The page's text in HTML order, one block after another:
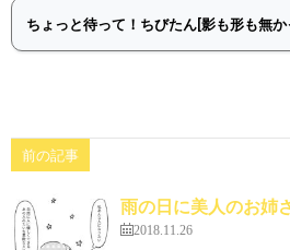
前の記事
雨の日に美人のお姉
2018.11.26